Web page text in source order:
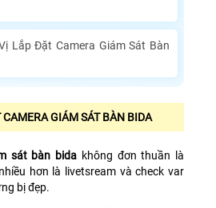
Lắp Đặt Camera Giám Sát Bàn
GIÁM SÁT BÀN BIDA
sát bàn bida không đơn thuần là
hơn là livetsream và check var
bị đẹp.